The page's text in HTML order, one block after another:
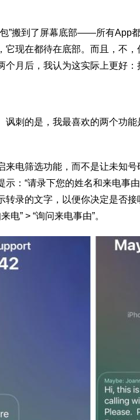
”搬到了屏幕底部——所有App
它现在都待在底部。而且，不
月后，我认为这实际上更好：
讽刺的是，我最喜欢的两个功
来电筛选功能，而不是让未知
示：“请录下您的姓名和来电事
转录的文字，以便你决定是否接
电” > “询问来电事由”。